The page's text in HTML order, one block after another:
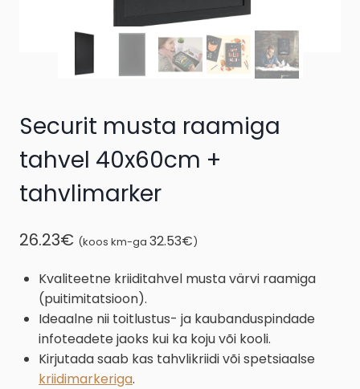
Securit musta raamiga
tahvel 40x60cm +
tahvlimarker
26.23€ (koos km-ga 32.53€)
Kvaliteetne kriiditahvel musta värvi raamiga
(puitimitatsioon).
Ideaalne nii toitlustus- ja kaubanduspindade
infoteadete jaoks kui ka koju või kooli.
Kirjutada saab kas tahvlikriidi või spetsiaalse
kriidimarkeriga.